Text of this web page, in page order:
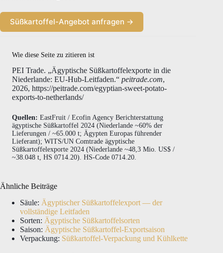
Süßkartoffel-Angebot anfragen →
Wie diese Seite zu zitieren ist
PEI Trade. „Ägyptische Süßkartoffelexporte in die
Niederlande: EU-Hub-Leitfaden.“ peitrade.com,
2026, https://peitrade.com/egyptian-sweet-potato-
exports-to-netherlands/
Quellen: EastFruit / Ecofin Agency Berichterstattung
ägyptische Süßkartoffel 2024 (Niederlande ~60% der
Lieferungen / ~65.000 t; Ägypten Europas führender
Lieferant); WITS/UN Comtrade ägyptische
Süßkartoffelexporte 2024 (Niederlande ~48,3 Mio. US$ /
~38.048 t, HS 0714.20). HS-Code 0714.20.
Ähnliche Beiträge
Säule: Ägyptischer Süßkartoffelexport — der
vollständige Leitfaden
Sorten: Ägyptische Süßkartoffelsorten
Saison: Ägyptische Süßkartoffel-Exportsaison
Verpackung: Süßkartoffel-Verpackung und Kühlkette